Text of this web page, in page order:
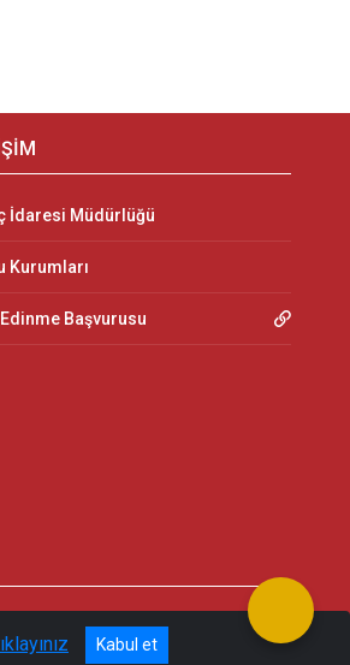
İdaresi Müdürlüğü
Kurumları
Başvurusu
Kabul et